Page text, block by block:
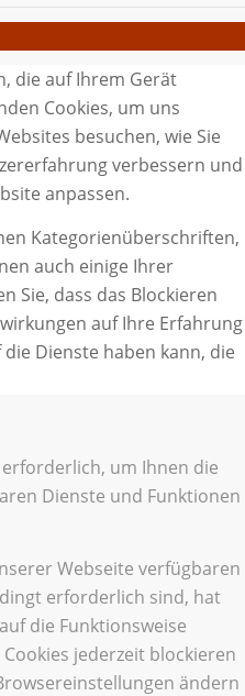
die auf Ihrem Gerät
Cookies, um uns
besuchen, wie Sie
verbessern und
anpassen.
Kategorienüberschriften,
auch einige Ihrer
Sie, dass das Blockieren
auf Ihre Erfahrung
Dienste haben kann, die
um Ihnen die
Dienste und Funktionen
Webseite verfügbaren
erforderlich sind, hat
die Funktionsweise
jederzeit blockieren
ändern